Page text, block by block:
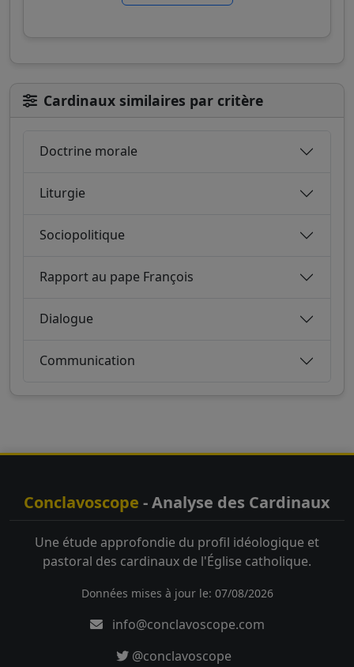
Cardinaux similaires par critère
Doctrine morale
Liturgie
Sociopolitique
Rapport au pape François
Dialogue
Communication
Conclavoscope - Analyse des Cardinaux
Une étude approfondie du profil idéologique et
pastoral des cardinaux de l'Église catholique.
Données mises à jour le: 07/08/2026
info@conclavoscope.com
@conclavoscope